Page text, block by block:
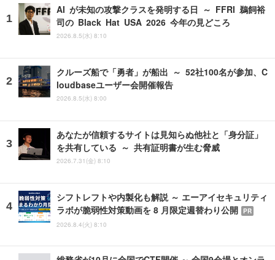
AI が未知の攻撃クラスを発明する日 ～ FFRI 鵜飼裕
司の Black Hat USA 2026 今年の見どころ
2026.8.5(水) 8:10
クルーズ船で「勇者」が船出 ～ 52社100名が参加、C
loudbaseユーザー会開催報告
2026.8.5(水) 8:00
あなたが信頼するサイトは見知らぬ他社と「身分証」
を共有している ～ 共有証明書が生む脅威
2026.7.31(金) 8:10
シフトレフトや内製化も解説 ～ エーアイセキュリティ
ラボが脆弱性対策動画を 8 月限定週替わり公開 PR
2026.8.4(火) 8:10